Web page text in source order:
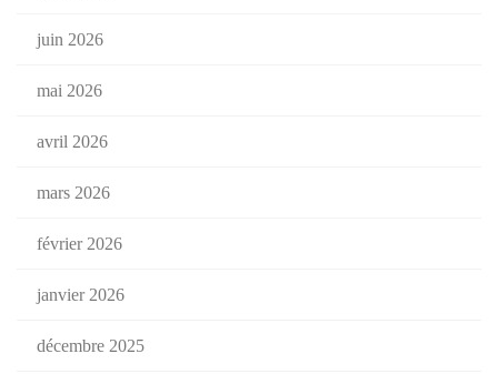
juin 2026
mai 2026
avril 2026
mars 2026
février 2026
janvier 2026
décembre 2025